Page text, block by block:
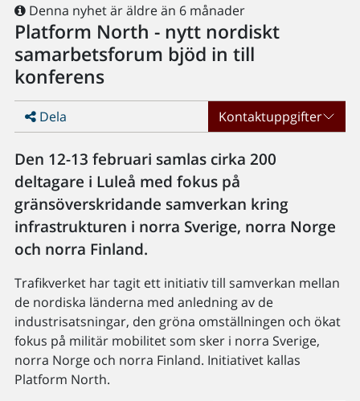
Denna nyhet är äldre än 6 månader
Platform North - nytt nordiskt
samarbetsforum bjöd in till
konferens
Dela Kontaktuppgifter
Den 12-13 februari samlas cirka 200
deltagare i Luleå med fokus på
gränsöverskridande samverkan kring
infrastrukturen i norra Sverige, norra Norge
och norra Finland.
Trafikverket har tagit ett initiativ till samverkan mellan
de nordiska länderna med anledning av de
industrisatsningar, den gröna omställningen och ökat
fokus på militär mobilitet som sker i norra Sverige,
norra Norge och norra Finland. Initiativet kallas
Platform North.